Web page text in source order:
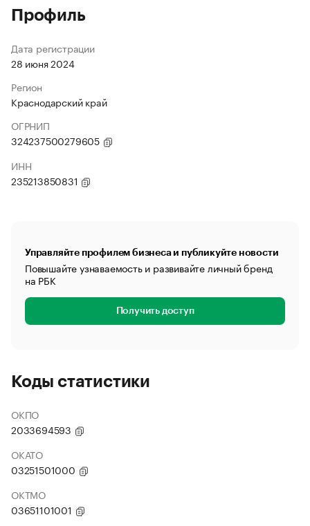
Профиль
Дата регистрации
28 июня 2024
Регион
Краснодарский край
ОГРНИП
324237500279605
ИНН
235213850831
Управляйте профилем бизнеса и публикуйте новости
Повышайте узнаваемость и развивайте личный бренд
на РБК
Получить доступ
Коды статистики
ОКПО
2033694593
ОКАТО
03251501000
ОКТМО
03651101001